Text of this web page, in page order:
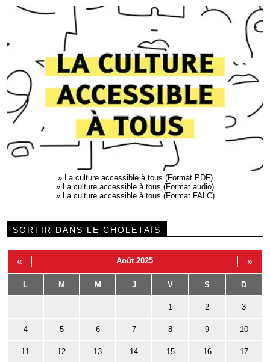
» La culture accessible à tous (Format PDF)
» La culture accessible à tous (Format audio)
» La culture accessible à tous (Format FALC)
SORTIR DANS LE CHOLETAIS
« Août 2025 »
L M M J V S D
1 2 3
4 5 6 7 8 9 10
11 12 13 14 15 16 17